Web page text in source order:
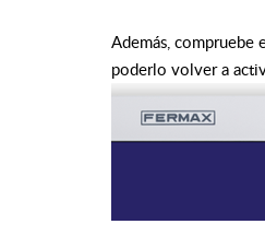
Además, compruebe
poderlo volver a